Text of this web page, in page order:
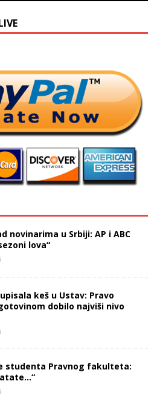
novinarima u Srbiji: AP i ABC
lova“
keš u Ustav: Pravo
dobilo najviši nivo
studenta Pravnog fakulteta: